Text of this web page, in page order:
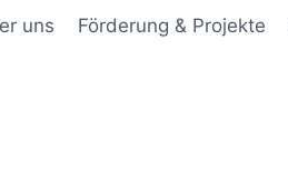
uns Förderung & Projekte